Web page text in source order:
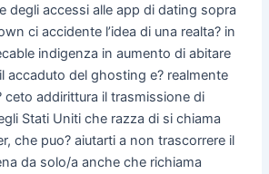
degli accessi alle app di dating sopra
ci accidente l’idea di una realta? in
indigenza in aumento di abitare
accaduto del ghosting e? realmente
ceto addirittura il trasmissione di
Stati Uniti che razza di si chiama
che puo? aiutarti a non trascorrere il
da solo/a anche che richiama